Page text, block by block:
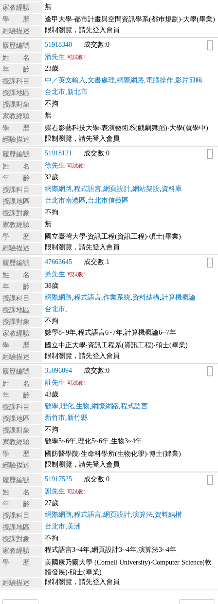
家教經驗
無
學 歷
逢甲大學‧都市計畫與空間資訊學系(都巿規劃)‧大學(畢業)
經驗描述
限制瀏覽，請先登入會員
履歷編號 51918340
成交數:0
姓 名
潘先生 可試教!
年 齡
23歲
授課科目
中／英文輸入 文書處理 網際網路 電腦操作 影片剪輯
授課地區
台北市 新北市
授課對象
不拘
家教經驗
無
學 歷
崇右影藝科技大學‧表演藝術系(戲劇舞蹈)‧大學(就學中)
經驗描述
限制瀏覽，請先登入會員
履歷編號 51918121
成交數:0
姓 名
徐先生 可試教!
年 齡
32歲
授課科目
網際網路 程式語言 網頁設計 網站架設 資料庫
授課地區
台北市南港區 台北市信義區
授課對象
不拘
家教經驗
無
學 歷
國立臺灣大學‧資訊工程(資訊工程)‧碩士(畢業)
經驗描述
限制瀏覽，請先登入會員
履歷編號 47663645
成交數:1
姓 名
吳先生 可試教!
年 齡
38歲
授課科目
網際網路 程式語言 作業系統 資料結構 計算機概論
授課地區
台北市
授課對象
不拘
家教經驗
數學8~9年,程式語言6~7年,計算機概論6~7年
學 歷
國立中正大學‧資訊工程系(資訊工程)‧碩士(畢業)
經驗描述
限制瀏覽，請先登入會員
履歷編號 35096094
成交數:0
姓 名
莊先生 可試教!
年 齡
43歲
授課科目
數學 理化 生物 網際網路 程式語言
授課地區
新竹市 新竹縣
授課對象
不拘
家教經驗
數學5~6年,理化5~6年,生物3~4年
學 歷
國防醫學院‧生命科學所(生物化學)‧博士(肄業)
經驗描述
限制瀏覽，請先登入會員
履歷編號 51917525
成交數:0
姓 名
謝先生 可試教!
年 齡
27歲
授課科目
網際網路 程式語言 網頁設計 演算法 資料結構
授課地區
台北市 美洲
授課對象
不拘
家教經驗
程式語言3~4年,網頁設計3~4年,演算法3~4年
學 歷
美國康乃爾大學 (Cornell University)‧Computer Science(軟
體發展)‧碩士(畢業)
經驗描述
限制瀏覽，請先登入會員